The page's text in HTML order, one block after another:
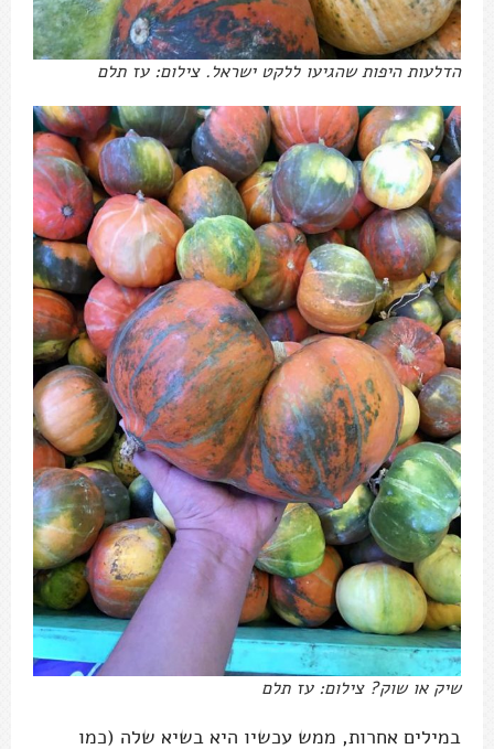
הדלעות היפות שהגיעו ללקט ישראל. צילום: עז תלם
שיק או שוק? צילום: עז תלם
במילים אחרות, ממש עכשיו היא בשיא שלה (כמו